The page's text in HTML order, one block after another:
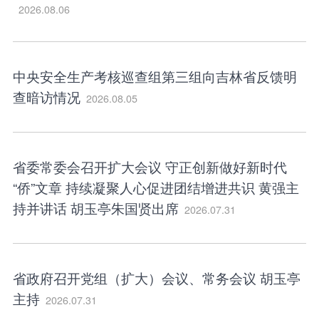
2026.08.06
中央安全生产考核巡查组第三组向吉林省反馈明
查暗访情况 2026.08.05
省委常委会召开扩大会议 守正创新做好新时代
“侨”文章 持续凝聚人心促进团结增进共识 黄强主
持并讲话 胡玉亭朱国贤出席 2026.07.31
省政府召开党组（扩大）会议、常务会议 胡玉亭
主持 2026.07.31